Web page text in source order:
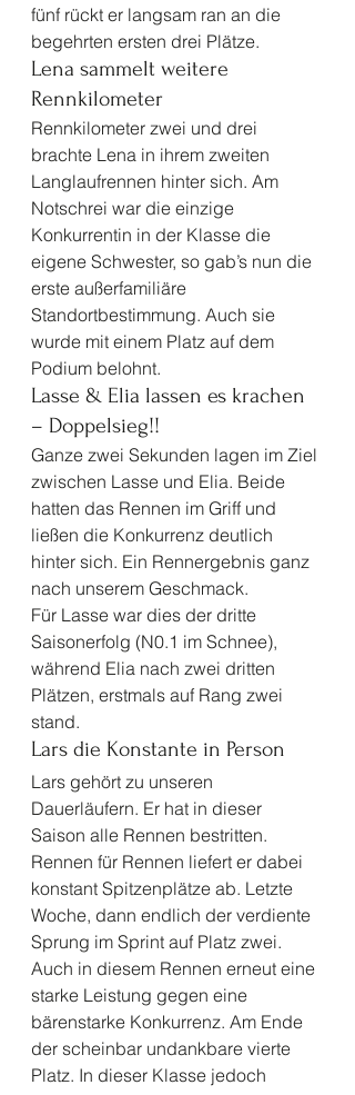
fünf rückt er langsam ran an die
begehrten ersten drei Plätze.
Lena sammelt weitere
Rennkilometer
Rennkilometer zwei und drei
brachte Lena in ihrem zweiten
Langlaufrennen hinter sich. Am
Notschrei war die einzige
Konkurrentin in der Klasse die
eigene Schwester, so gab’s nun die
erste außerfamiliäre
Standortbestimmung. Auch sie
wurde mit einem Platz auf dem
Podium belohnt.
Lasse & Elia lassen es krachen
– Doppelsieg!!
Ganze zwei Sekunden lagen im Ziel
zwischen Lasse und Elia. Beide
hatten das Rennen im Griff und
ließen die Konkurrenz deutlich
hinter sich. Ein Rennergebnis ganz
nach unserem Geschmack.
Für Lasse war dies der dritte
Saisonerfolg (N0.1 im Schnee),
während Elia nach zwei dritten
Plätzen, erstmals auf Rang zwei
stand.
Lars die Konstante in Person
Lars gehört zu unseren
Dauerläufern. Er hat in dieser
Saison alle Rennen bestritten.
Rennen für Rennen liefert er dabei
konstant Spitzenplätze ab. Letzte
Woche, dann endlich der verdiente
Sprung im Sprint auf Platz zwei.
Auch in diesem Rennen erneut eine
starke Leistung gegen eine
bärenstarke Konkurrenz. Am Ende
der scheinbar undankbare vierte
Platz. In dieser Klasse jedoch